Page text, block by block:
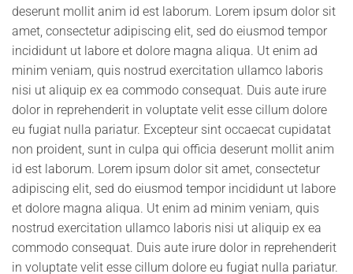
deserunt mollit anim id est laborum. Lorem ipsum dolor sit
amet, consectetur adipiscing elit, sed do eiusmod tempor
incididunt ut labore et dolore magna aliqua. Ut enim ad
minim veniam, quis nostrud exercitation ullamco laboris
nisi ut aliquip ex ea commodo consequat. Duis aute irure
dolor in reprehenderit in voluptate velit esse cillum dolore
eu fugiat nulla pariatur. Excepteur sint occaecat cupidatat
non proident, sunt in culpa qui officia deserunt mollit anim
id est laborum. Lorem ipsum dolor sit amet, consectetur
adipiscing elit, sed do eiusmod tempor incididunt ut labore
et dolore magna aliqua. Ut enim ad minim veniam, quis
nostrud exercitation ullamco laboris nisi ut aliquip ex ea
commodo consequat. Duis aute irure dolor in reprehenderit
in voluptate velit esse cillum dolore eu fugiat nulla pariatur.